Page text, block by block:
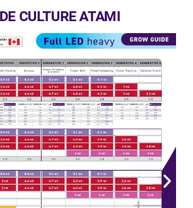
CULTURE ATAMI